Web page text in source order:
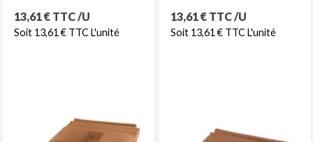
Prix
13,61 € TTC /U
Soit 13,61 € TTC L'unité
Prix
13,61 € TTC /U
Soit 13,61 € TTC L'unité